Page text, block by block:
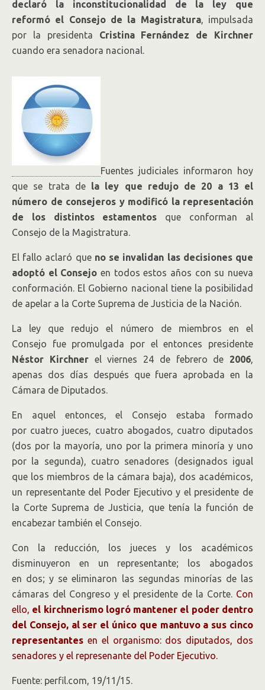
miembros del Consejo de la
Magistratura
Administrativo Federal lo resolvió. El
oficialismo puede apelar a la Corte
Suprema de Justicia.
declaró la inconstitucionalidad de la ley que
reformó el Consejo de la Magistratura, impulsada
por la presidenta Cristina Fernández de Kirchner
cuando era senadora nacional.
Fuentes judiciales informaron hoy
que se trata de la ley que redujo de 20 a 13 el
número de consejeros y modificó la representación
de los distintos estamentos que conforman al
Consejo de la Magistratura.
El fallo aclaró que no se invalidan las decisiones que
adoptó el Consejo en todos estos años con su nueva
conformación. El Gobierno nacional tiene la posibilidad
de apelar a la Corte Suprema de Justicia de la Nación.
La ley que redujo el número de miembros en el
Consejo fue promulgada por el entonces presidente
Néstor Kirchnerel viernes 24 de febrero de 2006,
apenas dos días después que fuera aprobada en la
Cámara de Diputados.
En aquel entonces, el Consejo estaba formado
por cuatro jueces, cuatro abogados, cuatro diputados
(dos por la mayoría, uno por la primera minoría y uno
por la segunda), cuatro senadores (designados igual
que los miembros de la cámara baja), dos académicos,
un representante del Poder Ejecutivo y el presidente de
la Corte Suprema de Justicia, que tenía la función de
encabezar también el Consejo.
Con la reducción, los jueces y los académicos
disminuyeron en un representante; los abogados
en dos; y se eliminaron las segundas minorías de las
cámaras del Congreso y el presidente de la Corte. Con
ello, el kirchnerismo logró mantener el poder dentro
del Consejo, al ser el único que mantuvo a sus cinco
representantes en el organismo: dos diputados, dos
senadores y el represenante del Poder Ejecutivo.
Fuente: perfil.com, 19/11/15.